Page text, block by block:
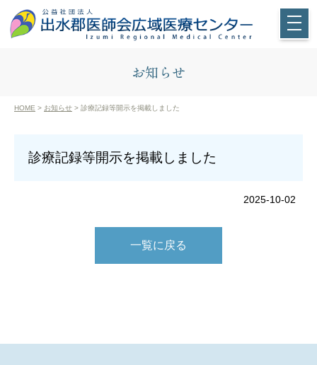
お知らせ
HOME > お知らせ > 診療記録等開示を掲載しました
診療記録等開示を掲載しました
2025-10-02
一覧に戻る